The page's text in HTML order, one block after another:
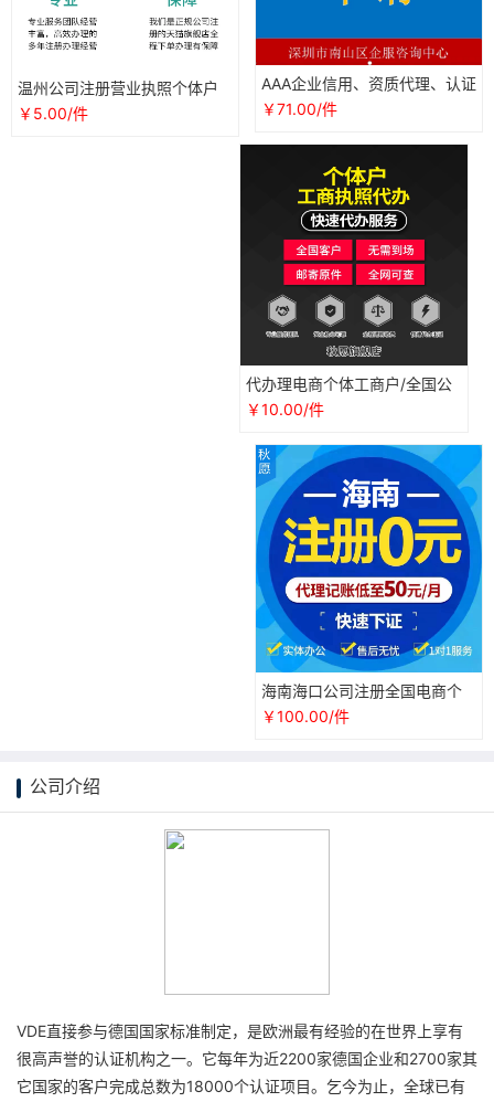
温州公司注册营业执照个体户
电商代办认证地址异常解除挂
￥5.00/件
AAA企业信用、资质代理、认证
代办
￥71.00/件
代办理电商个体工商户/全国公
司营业执照/抖音企业店铺注册
￥10.00/件
海南海口公司注册全国电商个
体户营业执照代办理工商注销
￥100.00/件
公司介绍
VDE直接参与德国国家标准制定，是欧洲最有经验的在世界上享有
很高声誉的认证机构之一。它每年为近2200家德国企业和2700家其
它国家的客户完成总数为18000个认证项目。乞今为止，全球已有